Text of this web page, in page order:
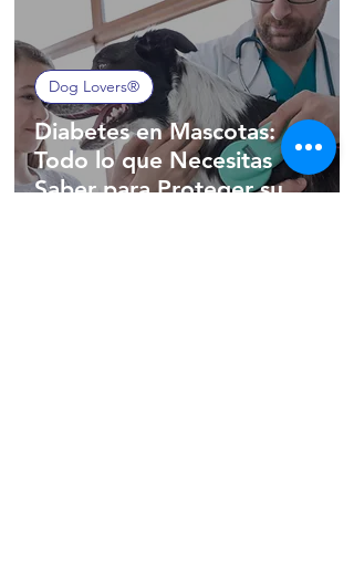
Diabetes en Mascotas:
Todo lo que Necesitas
Saber para Proteger su
Dog Lovers®